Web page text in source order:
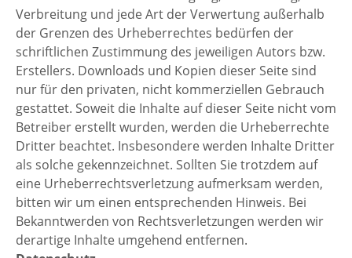
Verbreitung und jede Art der Verwertung außerhalb
der Grenzen des Urheberrechtes bedürfen der
schriftlichen Zustimmung des jeweiligen Autors bzw.
Erstellers. Downloads und Kopien dieser Seite sind
nur für den privaten, nicht kommerziellen Gebrauch
gestattet. Soweit die Inhalte auf dieser Seite nicht vom
Betreiber erstellt wurden, werden die Urheberrechte
Dritter beachtet. Insbesondere werden Inhalte Dritter
als solche gekennzeichnet. Sollten Sie trotzdem auf
eine Urheberrechtsverletzung aufmerksam werden,
bitten wir um einen entsprechenden Hinweis. Bei
Bekanntwerden von Rechtsverletzungen werden wir
derartige Inhalte umgehend entfernen.